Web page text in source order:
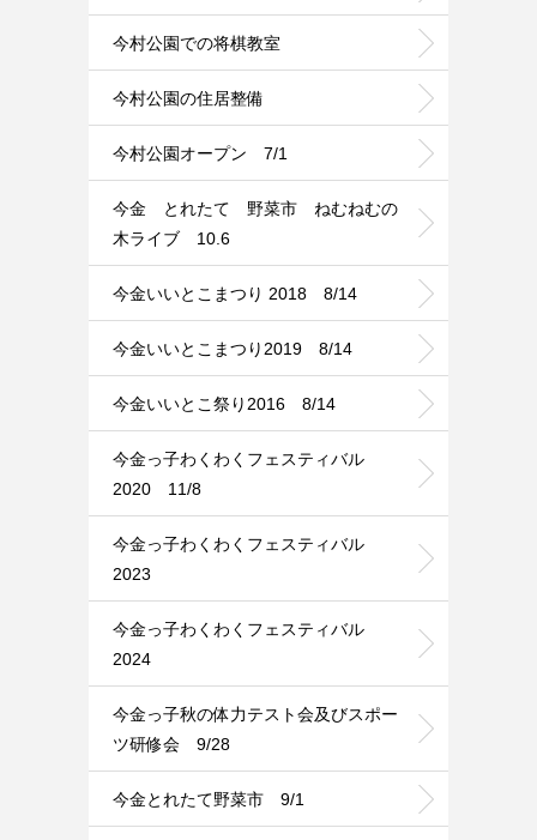
今村公園での将棋教室
今村公園の住居整備
今村公園オープン 7/1
今金 とれたて 野菜市 ねむねむの
木ライブ 10.6
今金いいとこまつり 2018 8/14
今金いいとこまつり2019 8/14
今金いいとこ祭り2016 8/14
今金っ子わくわくフェスティバル
2020 11/8
今金っ子わくわくフェスティバル
2023
今金っ子わくわくフェスティバル
2024
今金っ子秋の体力テスト会及びスポー
ツ研修会 9/28
今金とれたて野菜市 9/1